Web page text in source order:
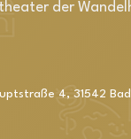
der
4, 31542